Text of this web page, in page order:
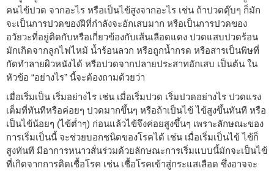
คนไข้ปวด จากอะไร หรือเป็นไข้สูงจากอะไร เช่น ถ้าปวดตุ๊บๆ ก็มัก
จะเป็นการปวดของฝีที่กำลังจะอักเสบมาก หรือเป็นการปวดของ
อวัยวะที่อยู่ติดกับหรือเกี่ยวข้องกับเส้นเลือดแดง ปวดแสบปวดร้อน
มักเกิดจากลูกไฟไหม้ น้ำร้อนลวก หรือถูกน้ำกรด หรือสารเป็นพิษที่
กัดทำลายผิวหนังได้ หรือปวดจากปลายประสาทอักเสบ เป็นต้น ใน
หัวข้อ “อย่างไร” นี้จะต้องถามด้วยว่า
เมื่อเริ่มเป็น เริ่มอย่างไร เช่น เมื่อเริ่มปวด เริ่มปวดอย่างไร ปวดแรง
เต็มที่ทันทีหรือค่อยๆ ปวดมากขึ้นๆ หรือถ้าเป็นไข้ ไข้สูงขึ้นทันที หรือ
เป็นไข้น้อยๆ (ไข้ต่ำๆ) ก่อนแล้วไข้จึงค่อยสูงขึ้นๆ เพราะลักษณะของ
การเริ่มเป็นนี้ จะช่วยบอกชนิดของโรคได้ เช่น เมื่อเริ่มเป็นไข้ ไข้ก็
สูงทันที มีอาการหนาวสั่นร่วมด้วยลักษณะการเริ่มแบบนี้มักจะเป็นไข้
ที่เกิดจากการติดเชื้อโรค เช่น เชื้อโรคเข้าสู่กระแสเลือด ซึ่งอาจจะ